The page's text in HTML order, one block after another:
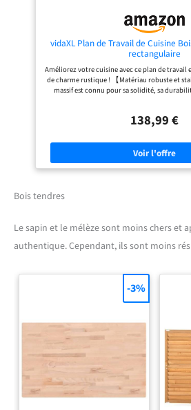
un endroit idéal pour organiser vos
bouteilles de sauce, pots à épices et
micro-ondes. Un design charmant
de la collection ALINRU de VASAGLE
cuisine
avez
vidaXL Plan de Travail de Cuisine
rectangulaire
Améliorez votre cuisine avec ce plan de travail
de charme rustique ! 【Matériau robuste et
massif est connu pour sa solidité, sa
aux meubles en chêne de rester attrayants et
multifonctionnel peut être combiné avec
diverses utilisations, comme un poste de
garage, un plan de travail ou un plan de
【Entretien facile :】 grâce à sa surface
variations de couleurs et de grains. La
138,99 €
Bois tendres
Le sapin et le mélèze sont moins chers et
authentique. Cependant, ils sont moins
-3%